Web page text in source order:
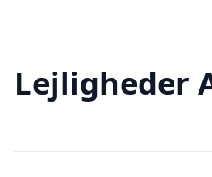
Lejligheder